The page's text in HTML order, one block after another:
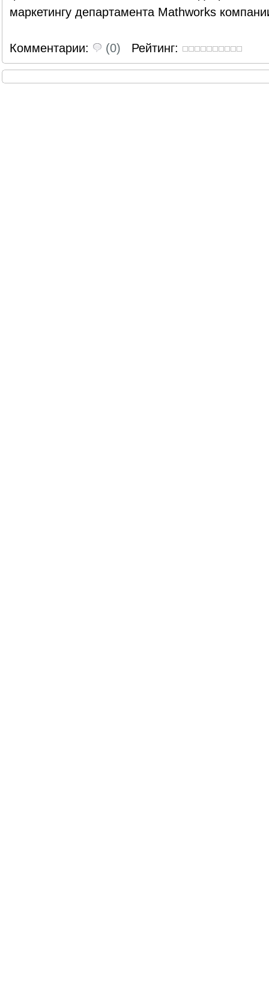
маркетингу департамента Mathworks
Комментарии: (0) Рейтинг: